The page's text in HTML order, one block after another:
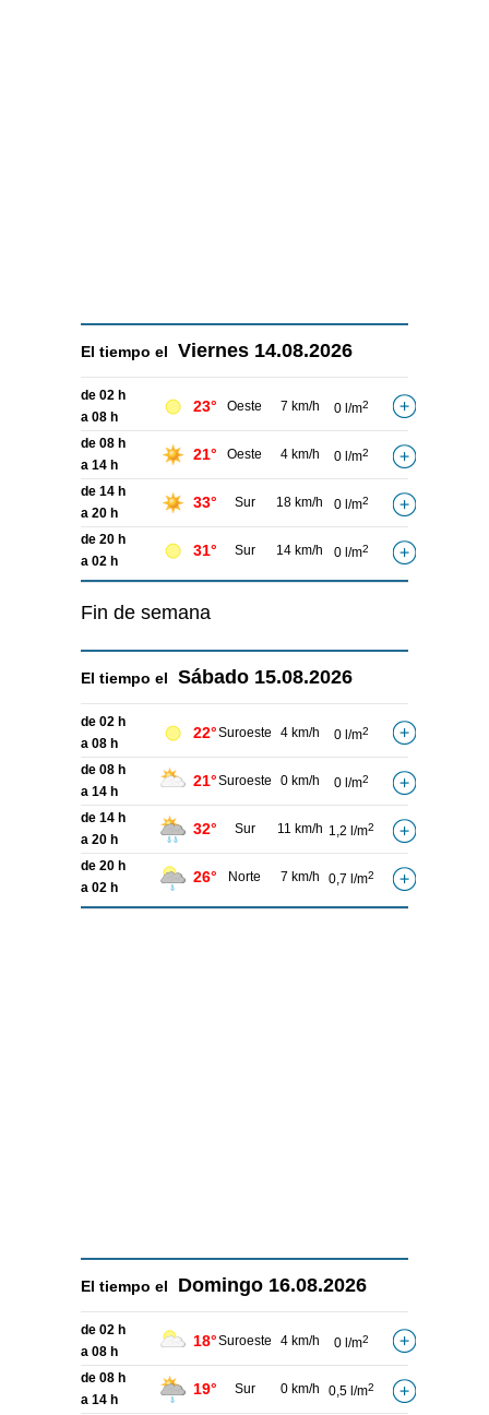
El tiempo el Viernes 14.08.2026
de 02 h
a 08 h
23° Oeste 7 km/h 0 l/m2
de 08 h
a 14 h
21° Oeste 4 km/h 0 l/m2
de 14 h
a 20 h
33° Sur 18 km/h 0 l/m2
de 20 h
a 02 h
31° Sur 14 km/h 0 l/m2
Fin de semana
El tiempo el Sábado 15.08.2026
de 02 h
a 08 h
22°Suroeste 4 km/h 0 l/m2
de 08 h
a 14 h
21°Suroeste 0 km/h 0 l/m2
de 14 h
a 20 h
32° Sur 11 km/h 1,2 l/m2
de 20 h
a 02 h
26° Norte 7 km/h 0,7 l/m2
El tiempo el Domingo 16.08.2026
de 02 h
a 08 h
18°Suroeste 4 km/h 0 l/m2
de 08 h
a 14 h
19° Sur 0 km/h 0,5 l/m2